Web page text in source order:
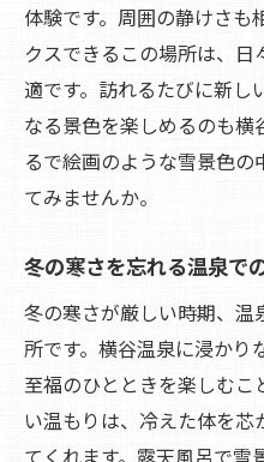
体験です。周囲の静けさも
クスできるこの場所は、
適です。訪れるたびに新し
なる景色を楽しめるのも横
るで絵画のような雪景色
てみませんか。
冬の寒さを忘れる温泉で
冬の寒さが厳しい時期、
所です。横谷温泉に浸かり
至福のひとときを楽しむこ
い温もりは、冷えた体を
てくれます。露天風呂で雪